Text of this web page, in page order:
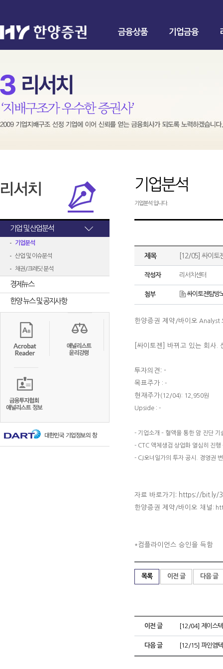
금융상품 기업금융
기업 및 산업분석
기업분석
산업 및 이슈분석
채권/크레딧 분석
경제뉴스
한양 뉴스 및 공지사항
기업분석
기업분석 입니다.
제목 [12/05] 싸이토
작성자 리서치센터
첨부 싸이토젠탐
한양증권 제약 /바이오 Analyst
[싸이토젠 바뀌고 있는 회사.
투자의견: -
목표주가 : -
현재주가(12/04): 12,950원
Upside : -
- 기업소개 – 혈액을 통한 암 진단 기
- CTC 액체생검 상업화 열심히 진행
- CJ오너일가의 투자 공시. 경영권
자료 바로가기 : https://bit.ly/
한양증권 제약 /바이오 채널 :
*컴플라이언스 승인을 득함
목록 이전 글 다음 글
이전 글 [12/04] 제이스
다음 글 [12/15] 파인엠